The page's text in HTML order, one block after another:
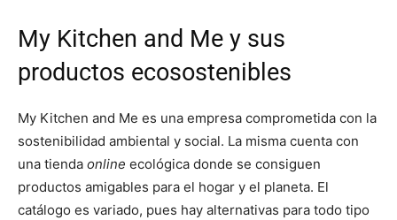
My Kitchen and Me y sus
productos ecosostenibles
My Kitchen and Me es una empresa comprometida con la
sostenibilidad ambiental y social. La misma cuenta con
una tienda online ecológica donde se consiguen
productos amigables para el hogar y el planeta. El
catálogo es variado, pues hay alternativas para todo tipo